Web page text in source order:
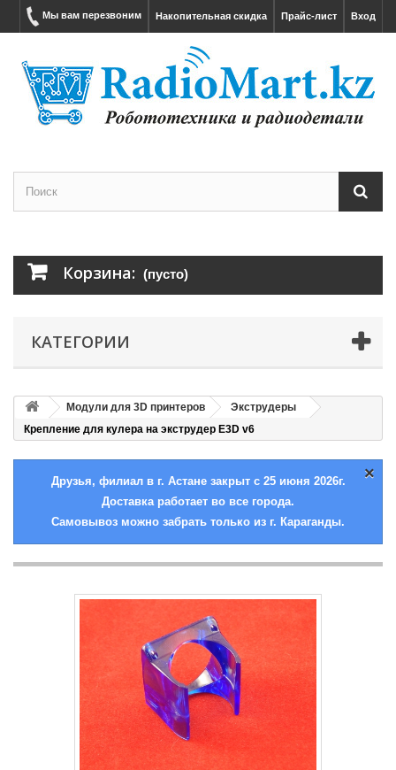
Вход
Прайс-лист
Накопительная скидка
Мы вам перезвоним
Корзина: (пусто)
КАТЕГОРИИ
Модули для 3D принтеров
Экструдеры
Крепление для кулера на экструдер E3D v6
×
Друзья, филиал в г. Астане закрыт с 25 июня 2026г.
Доставка работает во все города.
Самовывоз можно забрать только из г. Караганды.